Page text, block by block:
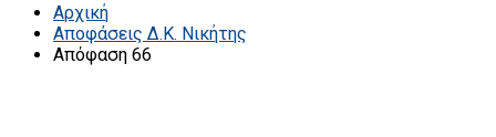
Αρχική
Αποφάσεις Δ.Κ. Νικήτης
Απόφαση 66